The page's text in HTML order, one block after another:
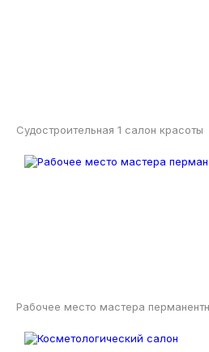
Судостроительная 1 салон красоты
Рабочее место мастера